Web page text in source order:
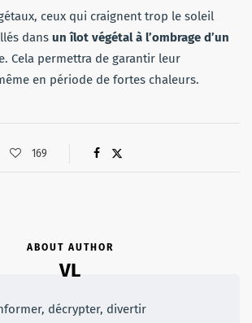
ceux qui craignent trop le soleil
dans un îlot végétal à l’ombrage d’un
Cela permettra de garantir leur
en période de fortes chaleurs.
169
ABOUT AUTHOR
VL
décrypter, divertir